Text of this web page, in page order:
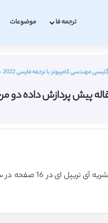
ترجمه فا موضوعات
مهندسی کامپیوتر با ترجمه فارسی 2022 - 2023
پردازش داده دو مرحله ای